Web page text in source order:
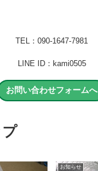
TEL：090-1647-7981
LINE ID：kami0505
お問い合わせフォームへ
お知らせ